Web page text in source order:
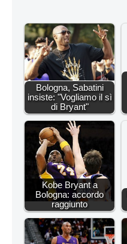
Bologna, Sabatini
insiste: "Vogliamo il sì
di Bryant"
Kobe Bryant a
Bologna: accordo
raggiunto